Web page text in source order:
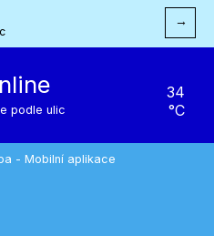
→
podle ulic
34
°C
- Mobilní aplikace